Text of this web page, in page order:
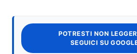
POTRESTI NON
SEGUICI SU